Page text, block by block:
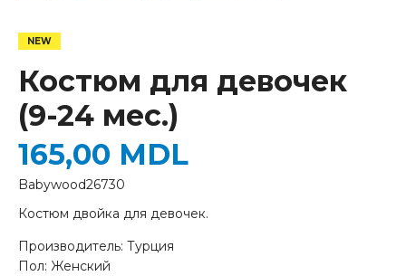
Костюм для девочек
(9-24 мес.)
Костюм двойка для девочек.
Производитель: Турция
Пол: Женский
165,00 MDL
Babywood26730